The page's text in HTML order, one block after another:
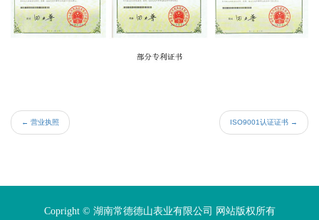
← 营业执照 ISO9001认证证书 →
Copright © 湖南常德德山表业有限公司 网站版权所有